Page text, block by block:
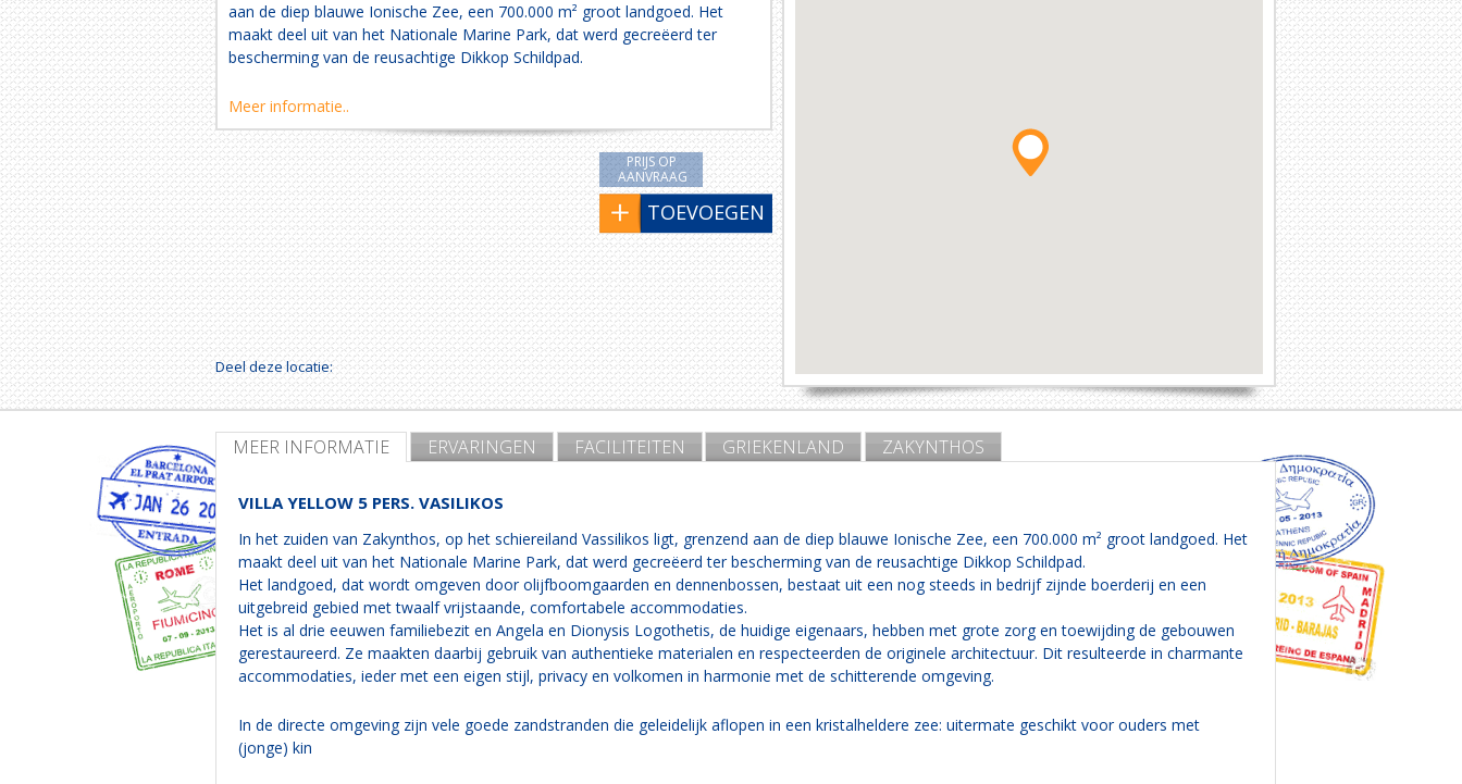
aan de diep blauwe Ionische Zee, een 700.000 m² groot landgoed. Het
maakt deel uit van het Nationale Marine Park, dat werd gecreëerd ter
bescherming van de reusachtige Dikkop Schildpad.
Meer informatie..
PRIJS OP
AANVRAAG
TOEVOEGEN
Deel deze locatie:
MEER INFORMATIE ERVARINGEN FACILITEITEN GRIEKENLAND ZAKYNTHOS
VILLA YELLOW 5 PERS. VASILIKOS
In het zuiden van Zakynthos, op het schiereiland Vassilikos ligt, grenzend aan de diep blauwe Ionische Zee, een 700.000 m² groot landgoed. Het
maakt deel uit van het Nationale Marine Park, dat werd gecreëerd ter bescherming van de reusachtige Dikkop Schildpad.
Het landgoed, dat wordt omgeven door olijfboomgaarden en dennenbossen, bestaat uit een nog steeds in bedrijf zijnde boerderij en een
uitgebreid gebied met twaalf vrijstaande, comfortabele accommodaties.
Het is al drie eeuwen familiebezit en Angela en Dionysis Logothetis, de huidige eigenaars, hebben met grote zorg en toewijding de gebouwen
gerestaureerd. Ze maakten daarbij gebruik van authentieke materialen en respecteerden de originele architectuur. Dit resulteerde in charmante
accommodaties, ieder met een eigen stijl, privacy en volkomen in harmonie met de schitterende omgeving.
In de directe omgeving zijn vele goede zandstranden die geleidelijk aflopen in een kristalheldere zee: uitermate geschikt voor ouders met
(jonge) kin